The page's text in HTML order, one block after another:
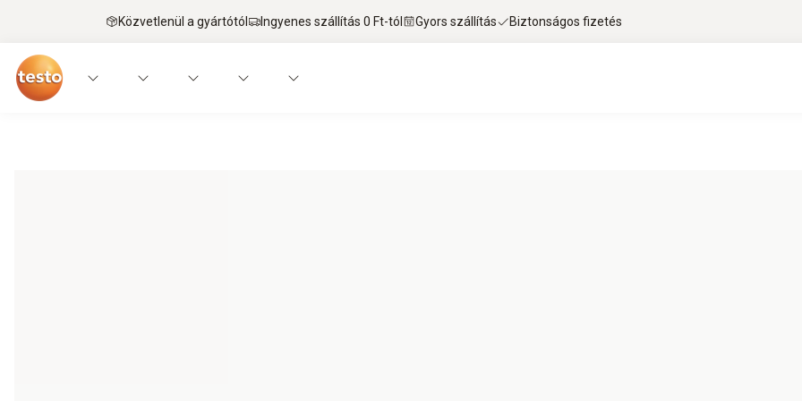
Közvetlenül a gyártótól Ingyenes szállítás 0 Ft-tól Gyors szállítás Biztonságos fizetés